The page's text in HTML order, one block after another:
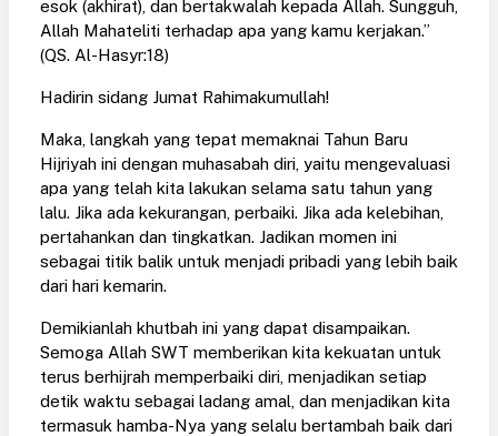
esok (akhirat), dan bertakwalah kepada Allah. Sungguh,
Allah Mahateliti terhadap apa yang kamu kerjakan.”
(QS. Al-Hasyr:18)
Hadirin sidang Jumat Rahimakumullah!
Maka, langkah yang tepat memaknai Tahun Baru
Hijriyah ini dengan muhasabah diri, yaitu mengevaluasi
apa yang telah kita lakukan selama satu tahun yang
lalu. Jika ada kekurangan, perbaiki. Jika ada kelebihan,
pertahankan dan tingkatkan. Jadikan momen ini
sebagai titik balik untuk menjadi pribadi yang lebih baik
dari hari kemarin.
Demikianlah khutbah ini yang dapat disampaikan.
Semoga Allah SWT memberikan kita kekuatan untuk
terus berhijrah memperbaiki diri, menjadikan setiap
detik waktu sebagai ladang amal, dan menjadikan kita
termasuk hamba-Nya yang selalu bertambah baik dari